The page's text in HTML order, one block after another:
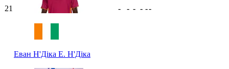
21
Еван Н'Діка Е. Н'Діка
- - - - --